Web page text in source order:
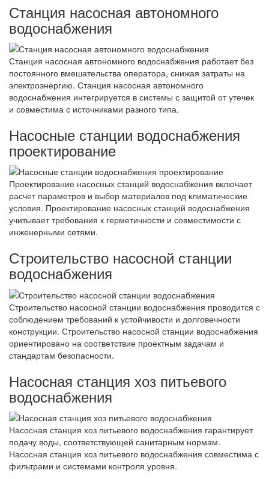
Станция насосная автономного
водоснабжения
Станция насосная автономного водоснабжения работает без
постоянного вмешательства оператора, снижая затраты на
электроэнергию. Станция насосная автономного
водоснабжения интегрируется в системы с защитой от утечек
и совместима с источниками разного типа.
Насосные станции водоснабжения
проектирование
Проектирование насосных станций водоснабжения включает
расчет параметров и выбор материалов под климатические
условия. Проектирование насосных станций водоснабжения
учитывает требования к герметичности и совместимости с
инженерными сетями.
Строительство насосной станции
водоснабжения
Строительство насосной станции водоснабжения проводится с
соблюдением требований к устойчивости и долговечности
конструкции. Строительство насосной станции водоснабжения
ориентировано на соответствие проектным задачам и
стандартам безопасности.
Насосная станция хоз питьевого
водоснабжения
Насосная станция хоз питьевого водоснабжения гарантирует
подачу воды, соответствующей санитарным нормам.
Насосная станция хоз питьевого водоснабжения совместима с
фильтрами и системами контроля уровня.